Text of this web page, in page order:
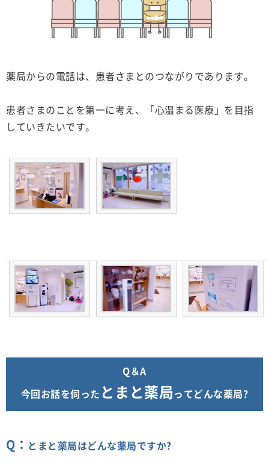
薬局からの電話は、患者さまとのつながりであります。
患者さまのことを第一に考え、「心温まる医療」を目指
していきたいです。
Q＆A
今回お話を伺った とまと薬局ってどんな薬局?
Q： とまと薬局はどんな薬局ですか?